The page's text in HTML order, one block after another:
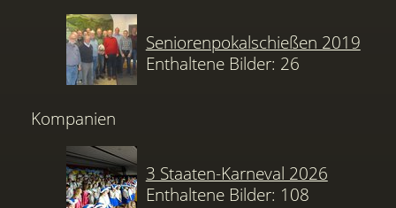
Seniorenpokalschießen 2019
Enthaltene Bilder: 26
Kompanien
3 Staaten-Karneval 2026
Enthaltene Bilder: 108